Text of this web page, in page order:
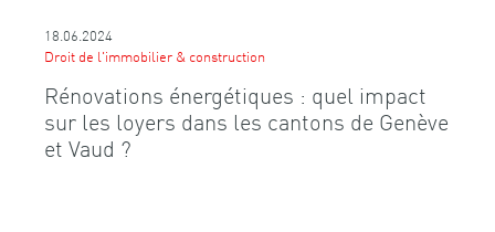
18.06.2024
Droit de l'immobilier & construction
Rénovations énergétiques : quel impact
sur les loyers dans les cantons de Genève
et Vaud ?